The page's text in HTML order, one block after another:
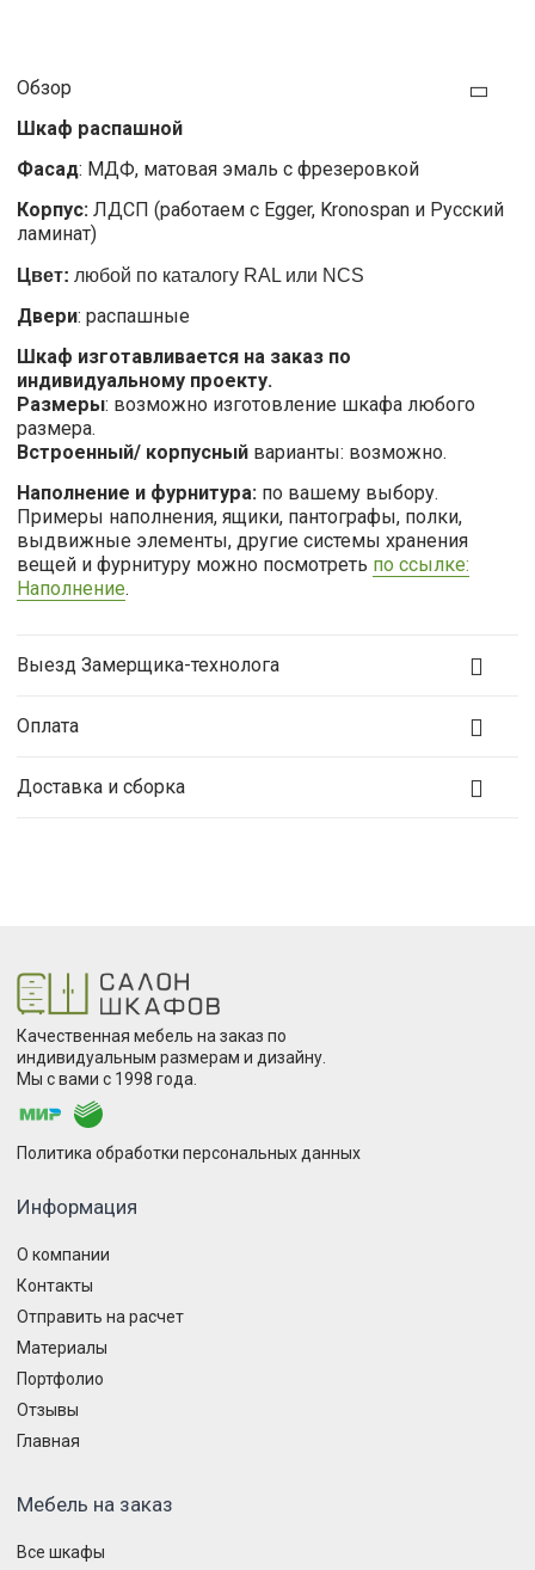
Обзор
Шкаф распашной
Фасад: МДФ, матовая эмаль с фрезеровкой
Корпус: ЛДСП (работаем с Egger, Kronospan и Русский
ламинат)
Цвет: любой по каталогу RAL или NCS
Двери: распашные
Шкаф изготавливается на заказ по
индивидуальному проекту.
Размеры: возможно изготовление шкафа любого
размера.
Встроенный/ корпусный варианты: возможно.
Наполнение и фурнитура: по вашему выбору.
Примеры наполнения, ящики, пантографы, полки,
выдвижные элементы, другие системы хранения
вещей и фурнитуру можно посмотреть по ссылке:
Наполнение.
Выезд Замерщика-технолога
Оплата
Доставка и сборка
Качественная мебель на заказ по
индивидуальным размерам и дизайну.
Мы с вами с 1998 года.
Политика обработки персональных данных
Информация
О компании
Контакты
Отправить на расчет
Материалы
Портфолио
Отзывы
Главная
Мебель на заказ
Все шкафы